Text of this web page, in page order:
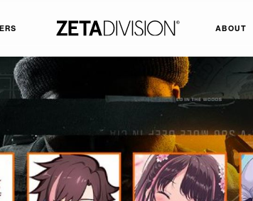
ABOUT